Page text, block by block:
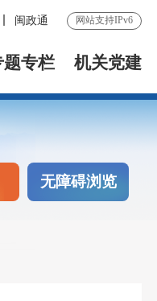
闽政通 网站支持IPv6
题专栏 机关党建
无障碍浏览